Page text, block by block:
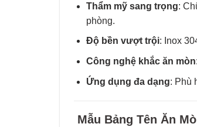
Thẩm mỹ sang trọng:
phòng.
Độ bền vượt trội: Inox
Công nghệ khắc ăn mòn
Ứng dụng đa dạng: Phù
Mẫu Bảng Tên Ăn